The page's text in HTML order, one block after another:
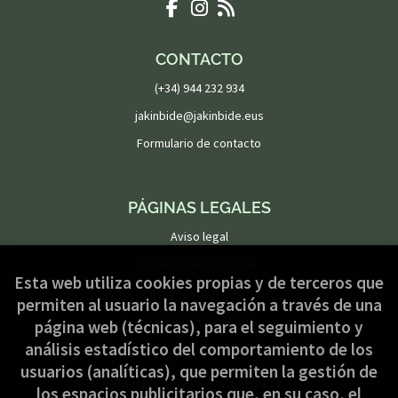
CONTACTO
(+34) 944 232 934
jakinbide@jakinbide.eus
Formulario de contacto
PÁGINAS LEGALES
Aviso legal
Política de privacidad
Política de Cookies
ATENCIÓN AL CLIENTE
Esta web utiliza cookies propias y de terceros que
permiten al usuario la navegación a través de una
página web (técnicas), para el seguimiento y
análisis estadístico del comportamiento de los
usuarios (analíticas), que permiten la gestión de
los espacios publicitarios que, en su caso, el